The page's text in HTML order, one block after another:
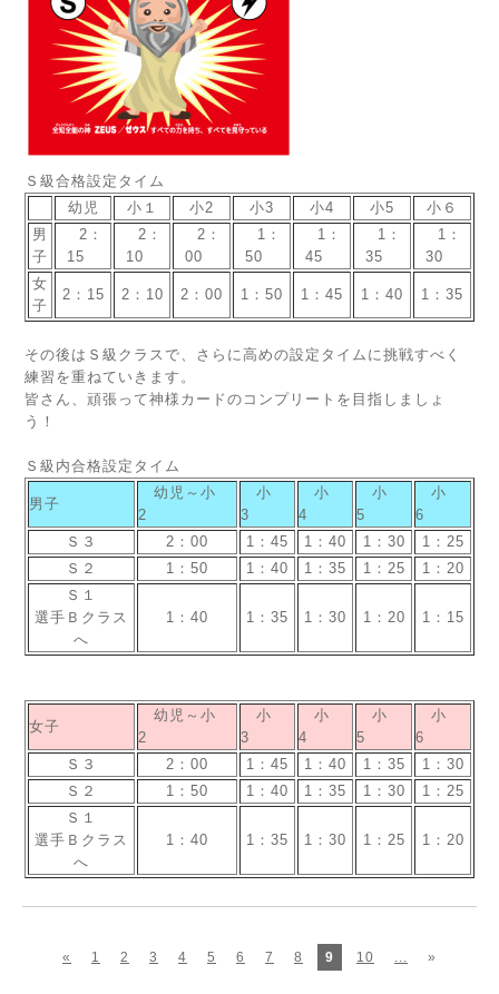
Ｓ級合格設定タイム
幼児
小１ 小2 小3 小4 小5
小６
男
子
2：
15
2：
10
2：
00
1：
50
1：
45
1：
35
1：
30
女
子
2：15 2：10 2：00 1：50 1：45 1：40 1：35
その後はＳ級クラスで、さらに高めの設定タイムに挑戦すべく
練習を重ねていきます。
皆さん、頑張って神様カードのコンプリートを目指しましょ
う！
Ｓ級内合格設定タイム
男子
幼児～小
2
小
3
小
4
小
5
小
6
Ｓ３
2：00 1：45 1：40 1：30
1：25
Ｓ２
1：50 1：40 1：35 1：25
1：20
Ｓ１
選手Ｂクラス
へ
1：40 1：35 1：30 1：20 1：15
女子
幼児～小
2
小
3
小
4
小
5
小
6
Ｓ３
2：00 1：45 1：40 1：35
1：30
Ｓ２
1：50 1：40 1：35 1：30
1：25
Ｓ１
選手Ｂクラス
へ
1：40 1：35 1：30 1：25 1：20
« 1 2 3 4 5 6 7 8 9 10 ... »